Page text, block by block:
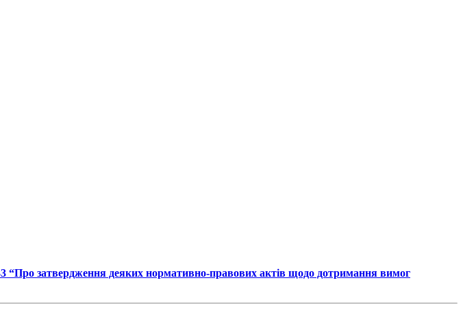
“Про затвердження деяких нормативно-правових актів щодо дотримання вимог